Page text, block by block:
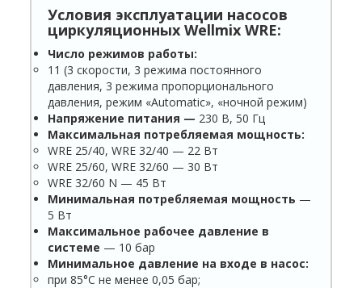
Условия эксплуатации насосов
циркуляционных Wellmix WRE:
Число режимов работы:
11 (3 скорости, 3 режима постоянного
давления, 3 режима пропорционального
давления, режим «Automatic», «ночной режим)
Напряжение питания — 230 В, 50 Гц
Максимальная потребляемая мощность:
WRE 25/40, WRE 32/40 — 22 Вт
WRE 25/60, WRE 32/60 — 30 Вт
WRE 32/60 N — 45 Вт
Минимальная потребляемая мощность —
5 Вт
Максимальное рабочее давление в
системе — 10 бар
Минимальное давление на входе в насос:
при 85°С не менее 0,05 бар;